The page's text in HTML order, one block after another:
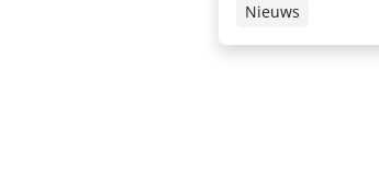
Nieuws